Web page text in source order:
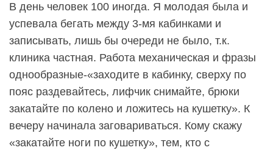
В день человек 100 иногда. Я молодая была и
успевала бегать между 3-мя кабинками и
записывать, лишь бы очереди не было, т.к.
клиника частная. Работа механическая и фразы
однообразные-«заходите в кабинку, сверху по
пояс раздевайтесь, лифчик снимайте, брюки
закатайте по колено и ложитесь на кушетку». К
вечеру начинала заговариваться. Кому скажу
«закатайте ноги по кушетку», тем, кто с